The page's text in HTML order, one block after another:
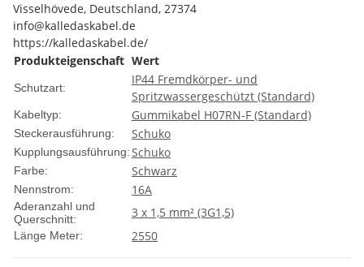
Visselhövede, Deutschland, 27374
info@kalledaskabel.de
https://kalledaskabel.de/
Produkteigenschaft Wert
Schutzart:
IP44 Fremdkörper- und
Spritzwassergeschützt (Standard)
Kabeltyp: Gummikabel H07RN-F (Standard)
Steckerausführung: Schuko
Kupplungsausführung:Schuko
Farbe: Schwarz
Nennstrom: 16A
Aderanzahl und
Querschnitt:
3 x 1,5 mm² (3G1,5)
Länge Meter: 2550